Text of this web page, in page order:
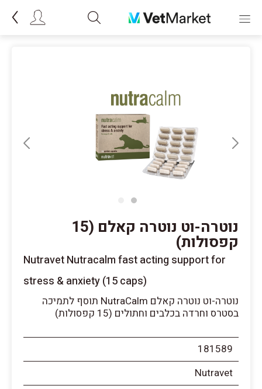
נוטרה-וט נוטרה קאלם (15
קפסולות)
Nutravet Nutracalm fast acting support for
stress & anxiety (15 caps)
נוטרה-וט נוטרה קאלם NutraCalm תוסף לתמיכה
בסטרס וחרדה בכלבים וחתולים (15 קפסולות)
181589
Nutravet